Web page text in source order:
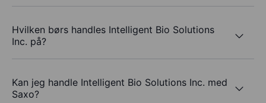
Hvilken børs handles Intelligent Bio Solutions
Inc. på?
Kan jeg handle Intelligent Bio Solutions Inc. med
Saxo?